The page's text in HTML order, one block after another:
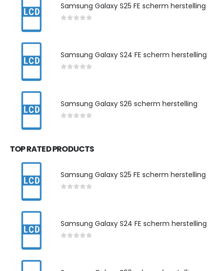
Samsung Galaxy S25 FE scherm herstelling
Samsung Galaxy S24 FE scherm herstelling
Samsung Galaxy S26 scherm herstelling
TOP RATED PRODUCTS
Samsung Galaxy S25 FE scherm herstelling
Samsung Galaxy S24 FE scherm herstelling